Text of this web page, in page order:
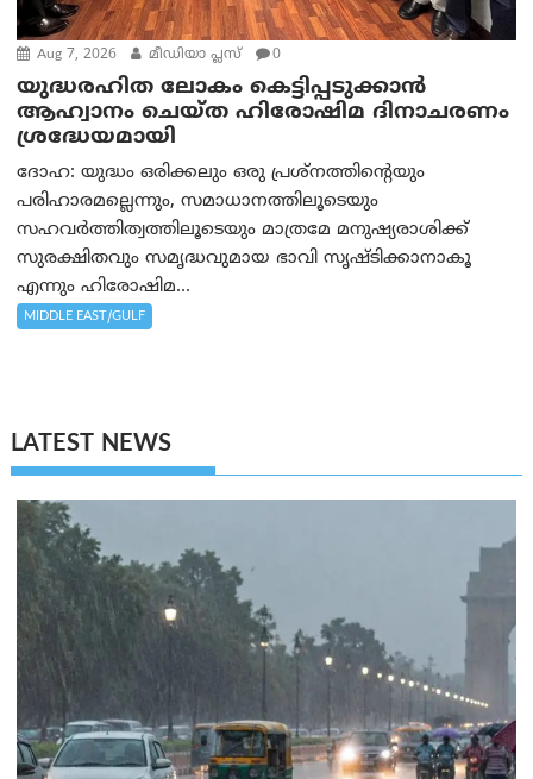
Aug 7, 2026 മീഡിയാ പ്ലസ് 0
യുദ്ധരഹിത ലോകം കെട്ടിപ്പടുക്കാന്‍
ആഹ്വാനം ചെയ്ത ഹിരോഷിമ ദിനാചരണം
ശ്രദ്ധേയമായി
ദോഹ: യുദ്ധം ഒരിക്കലും ഒരു പ്രശ്‌നത്തിന്റെയും
പരിഹാരമല്ലെന്നും, സമാധാനത്തിലൂടെയും
സഹവര്‍ത്തിത്വത്തിലൂടെയും മാത്രമേ മനുഷ്യരാശിക്ക്
സുരക്ഷിതവും സമൃദ്ധവുമായ ഭാവി സൃഷ്ടിക്കാനാകൂ
എന്നും ഹിരോഷിമ...
MIDDLE EAST/GULF
LATEST NEWS